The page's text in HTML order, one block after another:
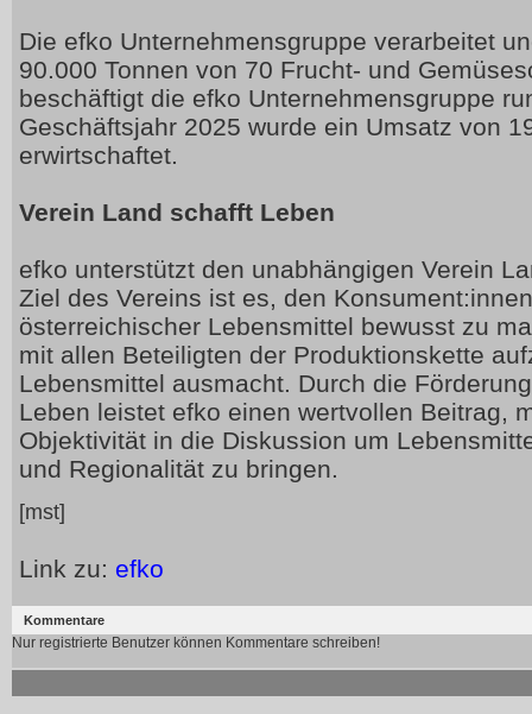
Die efko Unternehmensgruppe verarbeitet
90.000 Tonnen von 70 Frucht- und
beschäftigt die efko Unternehmensgruppe
Geschäftsjahr 2025 wurde ein Umsatz von
erwirtschaftet.
Verein Land schafft Leben
efko unterstützt den unabhängigen Verein
Ziel des Vereins ist es, den
österreichischer Lebensmittel bewusst zu
mit allen Beteiligten der Produktionskette
Lebensmittel ausmacht. Durch die
Leben leistet efko einen wertvollen Beitrag,
Objektivität in die Diskussion um
und Regionalität zu bringen.
[mst]
Link zu: efko
Kommentare
Nur registrierte Benutzer können Kommentare schreiben!